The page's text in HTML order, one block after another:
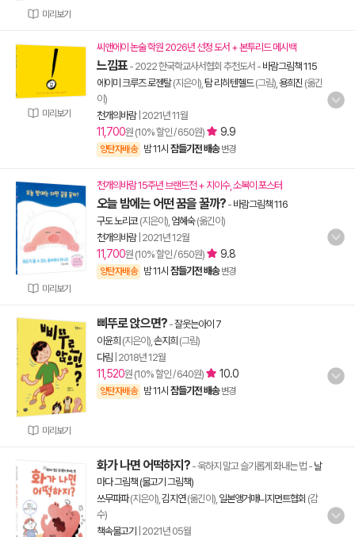
미리보기
미리보기
씨앤에이 논술 학원 2026년 선정 도서 + 본투리드 메시백
느낌표- 2022 한국학교사서협회 추천도서 - 바람그림책 115
에이미 크루즈 로젠탈(지은이), 탐 리히텐헬드(그림), 용희진 (옮긴
이)
천개의바람| 2021년 11월
11,700원 (10% 할인 / 650원) 9.9
양탄자배송 밤 11시 잠들기전 배송 변경
미리보기
천개의바람 15주년 브랜드전 + 지이수, 소복이 포스터
오늘 밤에는 어떤 꿈을 꿀까? - 바람그림책 116
구도 노리코(지은이), 엄혜숙(옮긴이)
천개의바람| 2021년 12월
11,700원 (10% 할인 / 650원) 9.8
양탄자배송 밤 11시 잠들기전 배송 변경
미리보기
삐뚜로 앉으면? -잘웃는아이 7
이윤희 (지은이), 손지희 (그림)
다림 2018년 12월
11,520원 (10% 할인 / 640원) 10.0
양탄자배송 밤 11시 잠들기전 배송 변경
화가 나면 어떡하지? - 욱하지 말고 슬기롭게 화내는 법 - 날
마다 그림책 (물고기 그림책)
쓰무파파(지은이), 김지연(옮긴이), 일본앵거매니지먼트협회 (감
수)
책속물고기
2021년 05월